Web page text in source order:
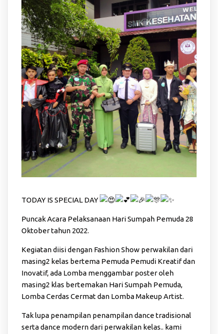
TODAY IS SPECIAL DAY
Puncak Acara Pelaksanaan Hari Sumpah Pemuda 28
Oktober tahun 2022.
Kegiatan diisi dengan Fashion Show perwakilan dari
masing2 kelas bertema Pemuda Pemudi Kreatif dan
Inovatif, ada Lomba menggambar poster oleh
masing2 klas bertemakan Hari Sumpah Pemuda,
Lomba Cerdas Cermat dan Lomba Makeup Artist.
Tak lupa penampilan penampilan dance tradisional
serta dance modern dari perwakilan kelas.. kami